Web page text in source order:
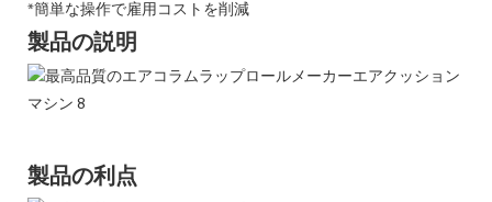
*簡単な操作で雇用コストを削減
製品の説明
製品の利点